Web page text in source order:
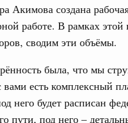
Акимова создана
работе. В рамках
сводим эти объёмы.
была, что мы
есть комплексный
него будет расписан
пути, под него –